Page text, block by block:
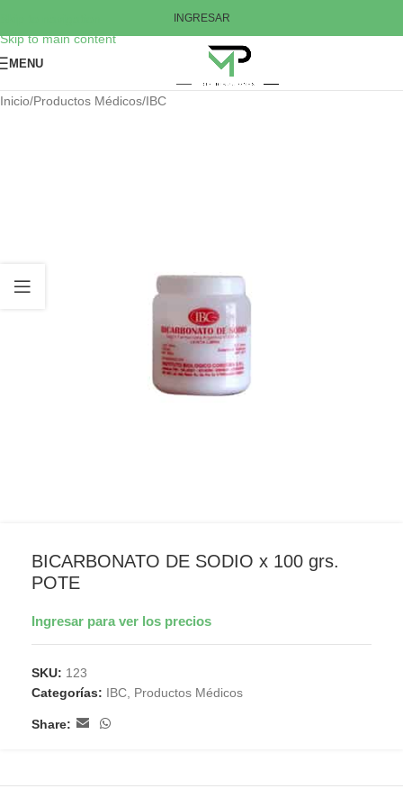
Skip to main content
INGRESAR
MENU
Inicio/Productos Médicos/IBC
BICARBONATO DE SODIO x 100 grs.
POTE
Ingresar para ver los precios
SKU: 123
Categorías: IBC Productos Médicos
Share: